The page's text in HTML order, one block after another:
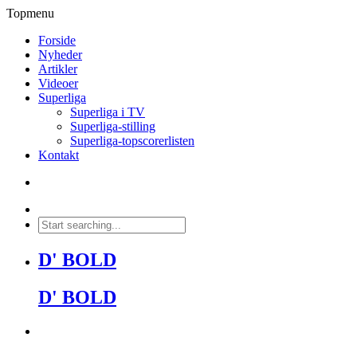
Topmenu
Forside
Nyheder
Artikler
Videoer
Superliga
Superliga i TV
Superliga-stilling
Superliga-topscorerlisten
Kontakt
D' BOLD
D' BOLD